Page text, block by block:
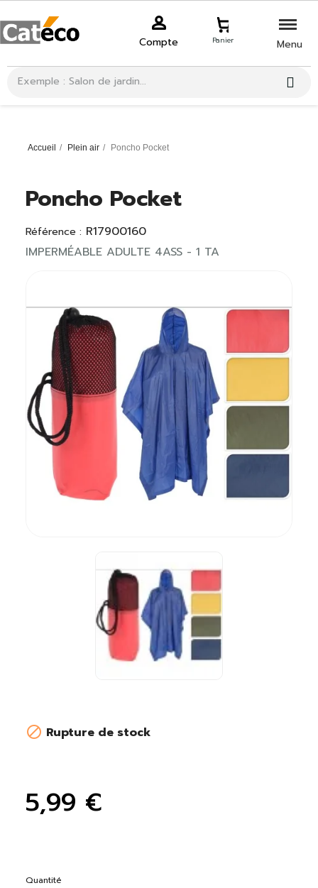
Compte Panier Menu
Accueil Plein air Poncho Pocket
Poncho Pocket
Référence : R17900160
IMPERMÉABLE ADULTE 4ASS - 1 TA
 Rupture de stock
5,99 €
Quantité